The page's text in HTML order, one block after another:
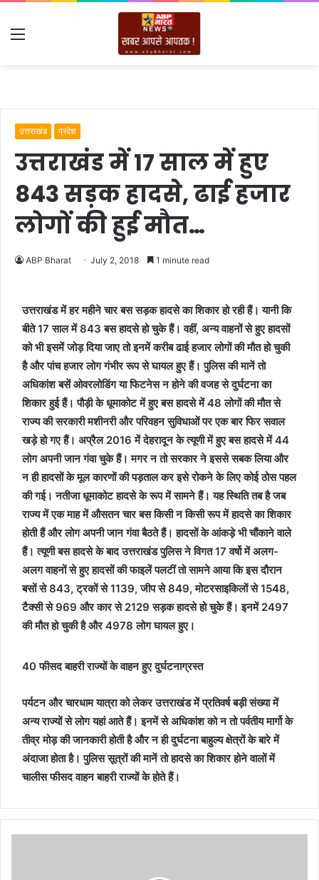
Menu
उत्तराखंड प्रदेश
उत्तराखंड में 17 साल में हुए
843 सड़क हादसे, ढाई हजार
लोगों की हुई मौत…
ABP Bharat July 2, 2018 1 minute read
उत्तराखंड में हर महीने चार बस सड़क हादसे का शिकार हो रही हैं। यानी कि
बीते 17 साल में 843 बस हादसे हो चुके हैं। वहीं, अन्य वाहनों से हुए हादसों
को भी इसमें जोड़ दिया जाए तो इनमें करीब ढाई हजार लोगों की मौत हो चुकी
है और पांच हजार लोग गंभीर रूप से घायल हुए हैं। पुलिस की मानें तो
अधिकांश बसें ओवरलोडिंग या फिटनेस न होने की वजह से दुर्घटना का
शिकार हुई हैं। पौड़ी के धूमाकोट में हुए बस हादसे में 48 लोगों की मौत से
राज्य की सरकारी मशीनरी और परिवहन सुविधाओं पर एक बार फिर सवाल
खड़े हो गए हैं। अप्रैल 2016 में देहरादून के त्यूणी में हुए बस हादसे में 44
लोग अपनी जान गंवा चुके हैं। मगर न तो सरकार ने इससे सबक लिया और
न ही हादसों के मूल कारणों की पड़ताल कर इसे रोकने के लिए कोई ठोस पहल
की गई। नतीजा धूमाकोट हादसे के रूप में सामने हैं। यह स्थिति तब है जब
राज्य में एक माह में औसतन चार बस किसी न किसी रूप में हादसे का शिकार
होती हैं और लोग अपनी जान गंवा बैठते हैं। हादसों के आंकड़े भी चौंकाने वाले
हैं। त्यूणी बस हादसे के बाद उत्तराखंड पुलिस ने विगत 17 वर्षो में अलग-
अलग वाहनों से हुए हादसों की फाइलें पलटीं तो सामने आया कि इस दौरान
बसों से 843, ट्रकों से 1139, जीप से 849, मोटरसाइकिलों से 1548,
टैक्सी से 969 और कार से 2129 सड़क हादसे हो चुके हैं। इनमें 2497
की मौत हो चुकी है और 4978 लोग घायल हुए।
40 फीसद बाहरी राज्यों के वाहन हुए दुर्घटनाग्रस्त
पर्यटन और चारधाम यात्रा को लेकर उत्तराखंड में प्रतिवर्ष बड़ी संख्या में
अन्य राज्यों से लोग यहां आते हैं। इनमें से अधिकांश को न तो पर्वतीय मार्गो के
तीव्र मोड़ की जानकारी होती है और न ही दुर्घटना बाहुल्य क्षेत्रों के बारे में
अंदाजा होता है। पुलिस सूत्रों की मानें तो हादसे का शिकार होने वालों में
चालीस फीसद वाहन बाहरी राज्यों के होते हैं।